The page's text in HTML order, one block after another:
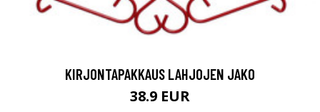
KIRJONTAPAKKAUS LAHJOJEN JAKO
38.9 EUR